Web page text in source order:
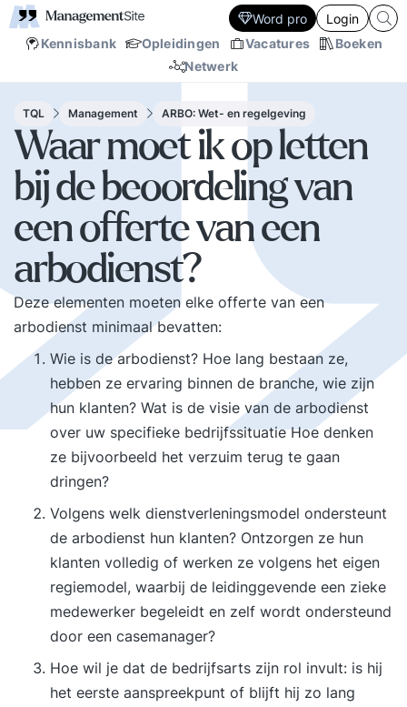
Kennisbank Opleidingen Vacatures
Boeken
Netwerk
Word pro Login
TQL Management ARBO: Wet- en regelgeving
Waar moet ik op letten
bij de beoordeling van
een offerte van een
arbodienst?
Deze elementen moeten elke offerte van een
arbodienst minimaal bevatten:
Wie is de arbodienst? Hoe lang bestaan ze,
hebben ze ervaring binnen de branche, wie zijn
hun klanten? Wat is de visie van de arbodienst
over uw specifieke bedrijfssituatie Hoe denken
ze bijvoorbeeld het verzuim terug te gaan
dringen?
Volgens welk dienstverleningsmodel ondersteunt
de arbodienst hun klanten? Ontzorgen ze hun
klanten volledig of werken ze volgens het eigen
regiemodel, waarbij de leidinggevende een zieke
medewerker begeleidt en zelf wordt ondersteund
door een casemanager?
Hoe wil je dat de bedrijfsarts zijn rol invult: is hij
het eerste aanspreekpunt of blijft hij zo lang